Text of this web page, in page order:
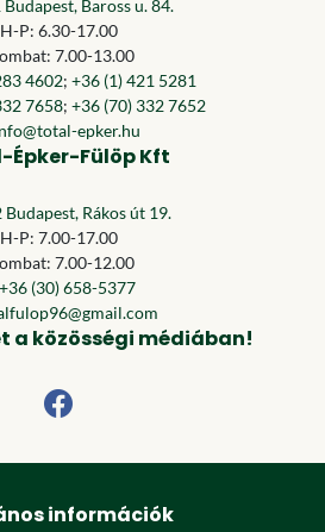
Budapest, Baross u. 84.
H-P: 6.30-17.00
7.00-13.00
4602; +36 (1) 421 5281
7658; +36 (70) 332 7652
epker.hu
Épker-Fülöp Kft
Budapest, Rákos út 19.
H-P: 7.00-17.00
7.00-12.00
(30) 658-5377
a közösségi médiában!
információk